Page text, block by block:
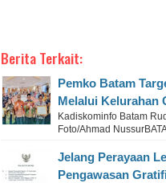
Berita Terkait:
Pemko Batam
Melalui Kelurahan
Kadiskominfo Batam
Foto/Ahmad
Jelang Perayaan
Pengawasan